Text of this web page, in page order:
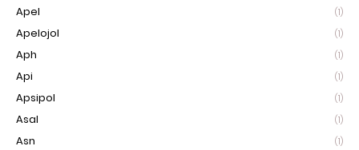
Apel (1)
Apelojol (1)
Aph (1)
Api (1)
Apsipol (1)
Asal (1)
Asn (1)